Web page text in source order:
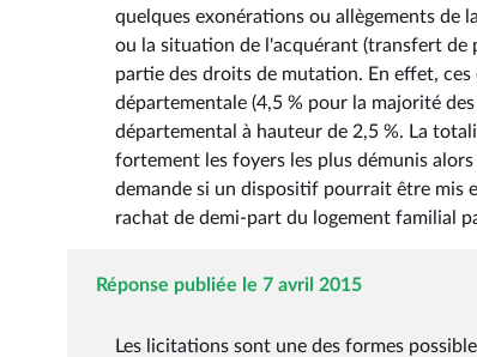
quelques exonérations ou allègements de
ou la situation de l'acquérant (transfert de
partie des droits de mutation. En effet,
départementale (4,5 % pour la majorité
départemental à hauteur de 2,5 %. La
fortement les foyers les plus démunis
demande si un dispositif pourrait être mis
rachat de demi-part du logement familial
Réponse publiée le 7 avril 2015
Les licitations sont une des formes